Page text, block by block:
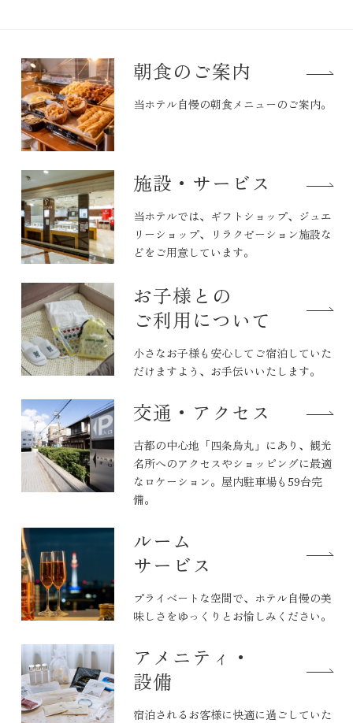
朝食のご案内
当ホテル自慢の朝食メニューのご案内。
施設・サービス
当ホテルでは、ギフトショップ、ジュエ
リーショップ、リラクゼーション施設な
どをご用意しています。
お子様との
ご利用について
小さなお子様も安心してご宿泊していた
だけますよう、お手伝いいたします。
交通・アクセス
古都の中心地「四条烏丸」にあり、観光
名所へのアクセスやショッピングに最適
なロケーション。屋内駐車場も59台完
備。
ルーム
サービス
プライベートな空間で、ホテル自慢の美
味しさをゆっくりとお愉しみください。
アメニティ・
設備
宿泊されるお客様に快適に過ごしていた